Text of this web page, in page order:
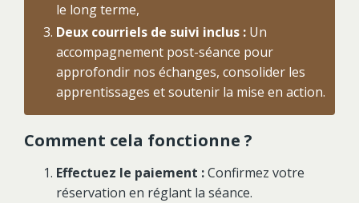
le long terme,
Deux courriels de suivi inclus : Un
accompagnement post-séance pour
approfondir nos échanges, consolider les
apprentissages et soutenir la mise en action.
Comment cela fonctionne ?
Effectuez le paiement :Confirmez votre
réservation en réglant la séance.